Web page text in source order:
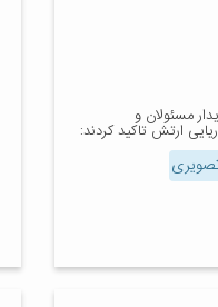
مسئولان و
ارتش تاکید کردند: